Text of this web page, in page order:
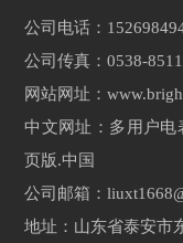
公司电话：
公司传真：0538-
网站网址：
中文网址：多用户
页版.中国
公司邮箱：
地址：山东省泰安市